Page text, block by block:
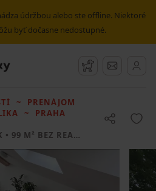
údržbou alebo ste offline. Niektoré
byť dočasne nedostupné.
Strážny pes
Správy
PRENÁJOM
PRAHA
99 M² BEZ REALITKY